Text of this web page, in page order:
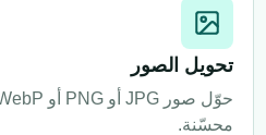
تحويل الصور
محسّنة.